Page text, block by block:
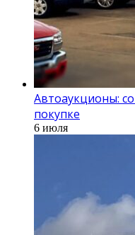
Автоаукционы:
покупке
6 июля